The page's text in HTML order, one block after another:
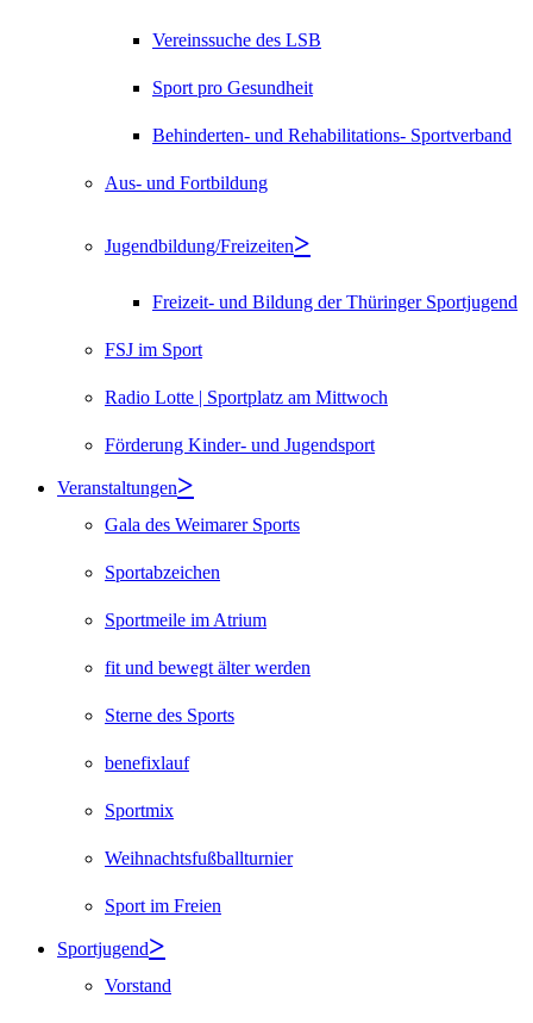
Vereinssuche des LSB
Sport pro Gesundheit
Behinderten- und Rehabilitations- Sportverband
Aus- und Fortbildung
Jugendbildung/Freizeiten
Freizeit- und Bildung der Thüringer Sportjugend
FSJ im Sport
Radio Lotte | Sportplatz am Mittwoch
Förderung Kinder- und Jugendsport
Veranstaltungen
Gala des Weimarer Sports
Sportabzeichen
Sportmeile im Atrium
fit und bewegt älter werden
Sterne des Sports
benefixlauf
Sportmix
Weihnachtsfußballturnier
Sport im Freien
Sportjugend
Vorstand